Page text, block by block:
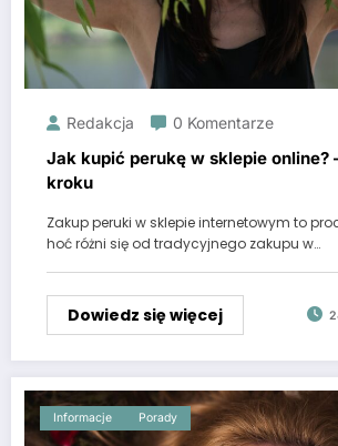
Redakcja 0 Komentarze
Jak kupić perukę w sklepie online?
kroku
Zakup peruki w sklepie internetowym to
hoć różni się od tradycyjnego zakupu w…
Dowiedz się więcej
Informacje Porady